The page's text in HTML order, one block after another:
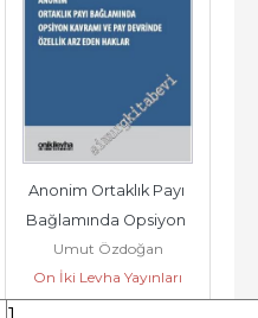
Anonim Ortaklık Payı
Bağlamında Opsiyon
Kavramı ve Pay
Devrinde Özellik...
Umut Özdoğan
On İki Levha Yayınları